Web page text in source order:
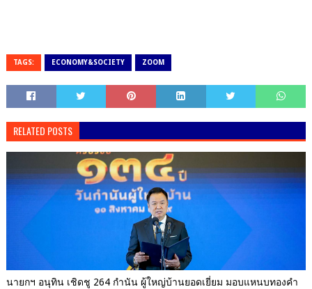
TAGS: ECONOMY&SOCIETY ZOOM
RELATED POSTS
นายกฯ อนุทิน เชิดชู 264 กำนัน ผู้ใหญ่บ้านยอดเยี่ยม มอบแหนบทองคำ